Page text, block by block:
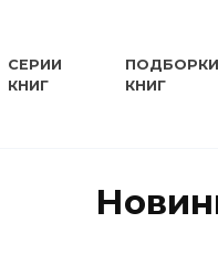
СЕРИИ
КНИГ
ПОДБОРКИ
КНИГ